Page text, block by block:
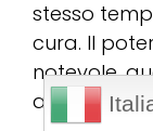
stesso
cura. Il
notevole,
ancora di